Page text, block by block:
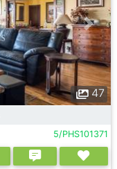
47
5/PHS101371